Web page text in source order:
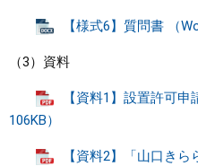
【様式6】質問書 （
（3）資料
【資料1】設置許可申
106KB）
【資料2】「山口き